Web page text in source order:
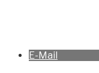
E-Mail